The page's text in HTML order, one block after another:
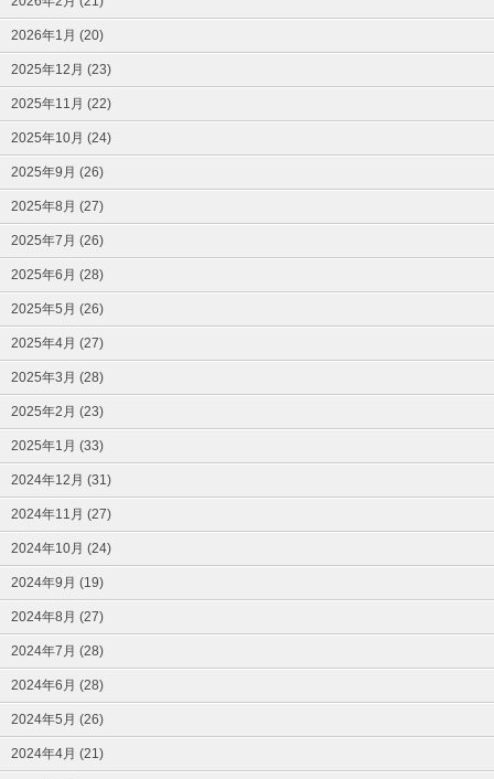
2026年1月 (20)
2025年12月 (23)
2025年11月 (22)
2025年10月 (24)
2025年9月 (26)
2025年8月 (27)
2025年7月 (26)
2025年6月 (28)
2025年5月 (26)
2025年4月 (27)
2025年3月 (28)
2025年2月 (23)
2025年1月 (33)
2024年12月 (31)
2024年11月 (27)
2024年10月 (24)
2024年9月 (19)
2024年8月 (27)
2024年7月 (28)
2024年6月 (28)
2024年5月 (26)
2024年4月 (21)